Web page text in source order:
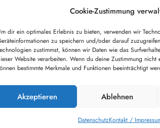
Cookie-Zustimmung
dir ein optimales Erlebnis zu bieten, verwenden wir
zu speichern und/oder darauf
zustimmst, können wir Daten wie das
Website verarbeiten. Wenn du deine Zustimmung nicht
bestimmte Merkmale und Funktionen beeinträchtigt
Akzeptieren Ablehnen
DatenschutzKontakt /
Bonstetten